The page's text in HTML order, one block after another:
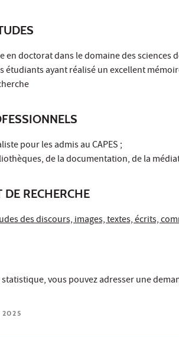
en doctorat dans le domaine des sciences
étudiants ayant réalisé un excellent
pour les admis au CAPES ;
de la documentation, de la
RECHERCHE
des discours, images, textes, écrits,
vous pouvez adresser une
2025